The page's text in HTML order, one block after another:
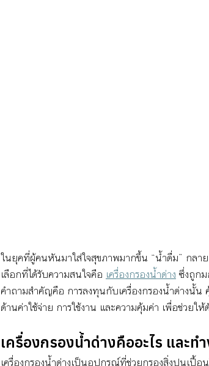
ในยุคที่ผู้คนหันมาใส่ใจสุขภาพมากขึ้น “น้ำดื่ม” กล
เลือกที่ได้รับความสนใจคือ เครื่องกรองน้ำด่าง ซึ่งถูก
คำถามสำคัญคือ การลงทุนกับเครื่องกรองน้ำด่างนั้น
ด้านค่าใช้จ่าย การใช้งาน และความคุ้มค่า เพื่อช่วยให้
เครื่องกรองน้ำด่างคืออะไร และท
เครื่องกรองน้ำด่างเป็นอุปกรณ์ที่ช่วยกรองสิ่งปนเปื้